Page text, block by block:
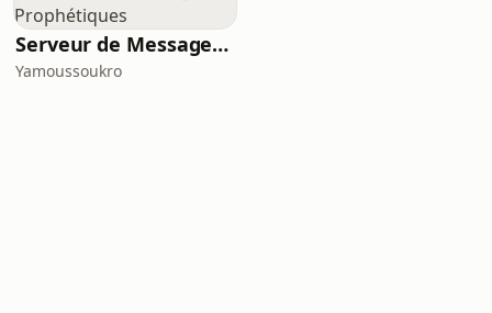
Serveur de Messages Prophétiques
Yamoussoukro